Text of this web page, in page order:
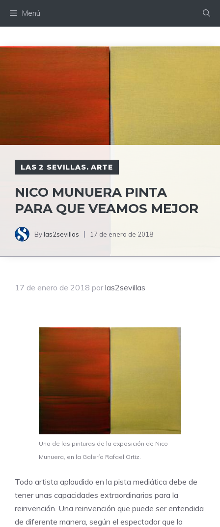
Menú
LAS 2 SEVILLAS. ARTE
NICO MUNUERA PINTA
PARA QUE VEAMOS MEJOR
Bylas2sevillas 17 de enero de 2018
17 de enero de 2018 por las2sevillas
Una de las pinturas de la exposición de Nico
Munuera, en la Galería Rafael Ortiz.
Todo artista aplaudido en la pista mediática debe de
tener unas capacidades extraordinarias para la
reinvención. Una reinvención que puede ser entendida
de diferente manera, según el espectador que la